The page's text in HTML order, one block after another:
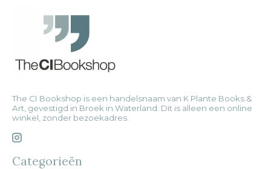
The CI Bookshop is een handelsnaam van K Plante Books &
Art, gevestigd in Broek in Waterland. Dit is alleen een online
winkel, zonder bezoekadres.
Categorieën